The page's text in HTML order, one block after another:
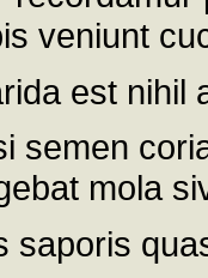
veniunt
est
semen
mola
saporis